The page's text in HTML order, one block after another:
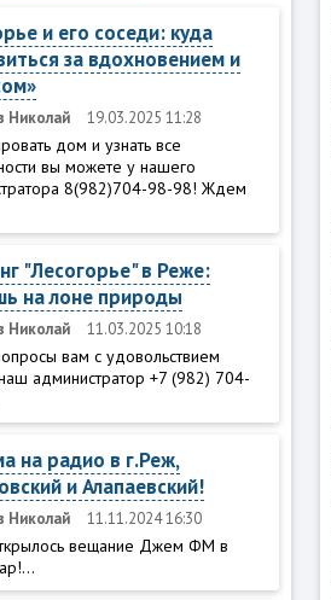
и его соседи: куда
за вдохновением и
Николай 19.03.2025 11:28
дом и узнать все
вы можете у нашего
8(982)704-98-98! Ждем
"Лесогорье" в Реже:
на лоне природы
Николай 11.03.2025 10:18
вам с удовольствием
администратор +7 (982) 704-
на радио в г.Реж,
и Алапаевский!
Николай 11.11.2024 16:30
вещание Джем ФМ в